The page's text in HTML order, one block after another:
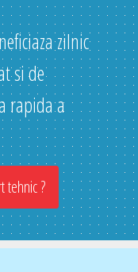
zilnic
si de
rapida a
tehnic ?